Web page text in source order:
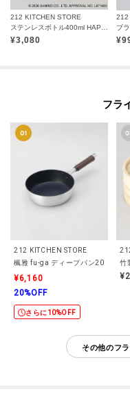
212 KITCHEN STORE
¥3,080
212
¥
フラ
212 KITCHEN STORE
楓雅 fu-ga ディープパン20cm
¥6,160
20%OFF
さらに10%OFF
竹
その他のフ